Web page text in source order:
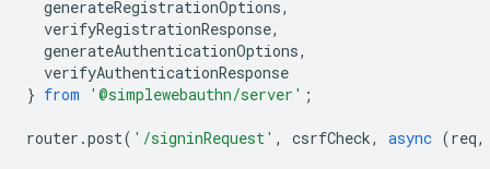
generateRegistrationOptions,
verifyRegistrationResponse,
generateAuthenticationOptions,
verifyAuthenticationResponse
} from '@simplewebauthn/server' ;
router .post( '/signinRequest' , csrfCheck, async (req,